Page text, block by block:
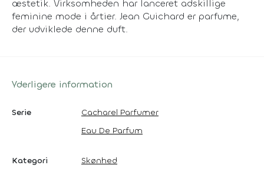
æstetik. Virksomheden har lanceret adskillige
feminine mode i årtier. Jean Guichard er parfume,
der udviklede denne duft.
Yderligere information
Serie
Cacharel Parfumer
Eau De Parfum
Kategori
Skønhed